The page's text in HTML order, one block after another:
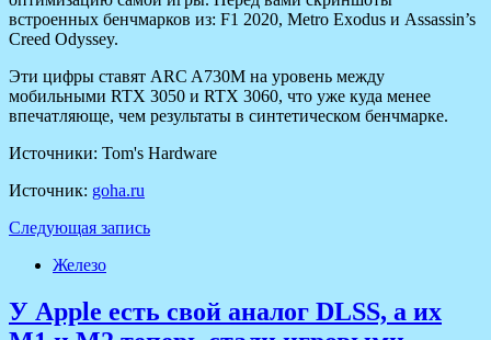
встроенных бенчмарков из: F1 2020, Metro Exodus и Assassin’s
Creed Odyssey.
Эти цифры ставят ARC A730M на уровень между
мобильными RTX 3050 и RTX 3060, что уже куда менее
впечатляюще, чем результаты в синтетическом бенчмарке.
Источники: Tom's Hardware
Источник: goha.ru
Следующая запись
Железо
У Apple есть свой аналог DLSS, а их